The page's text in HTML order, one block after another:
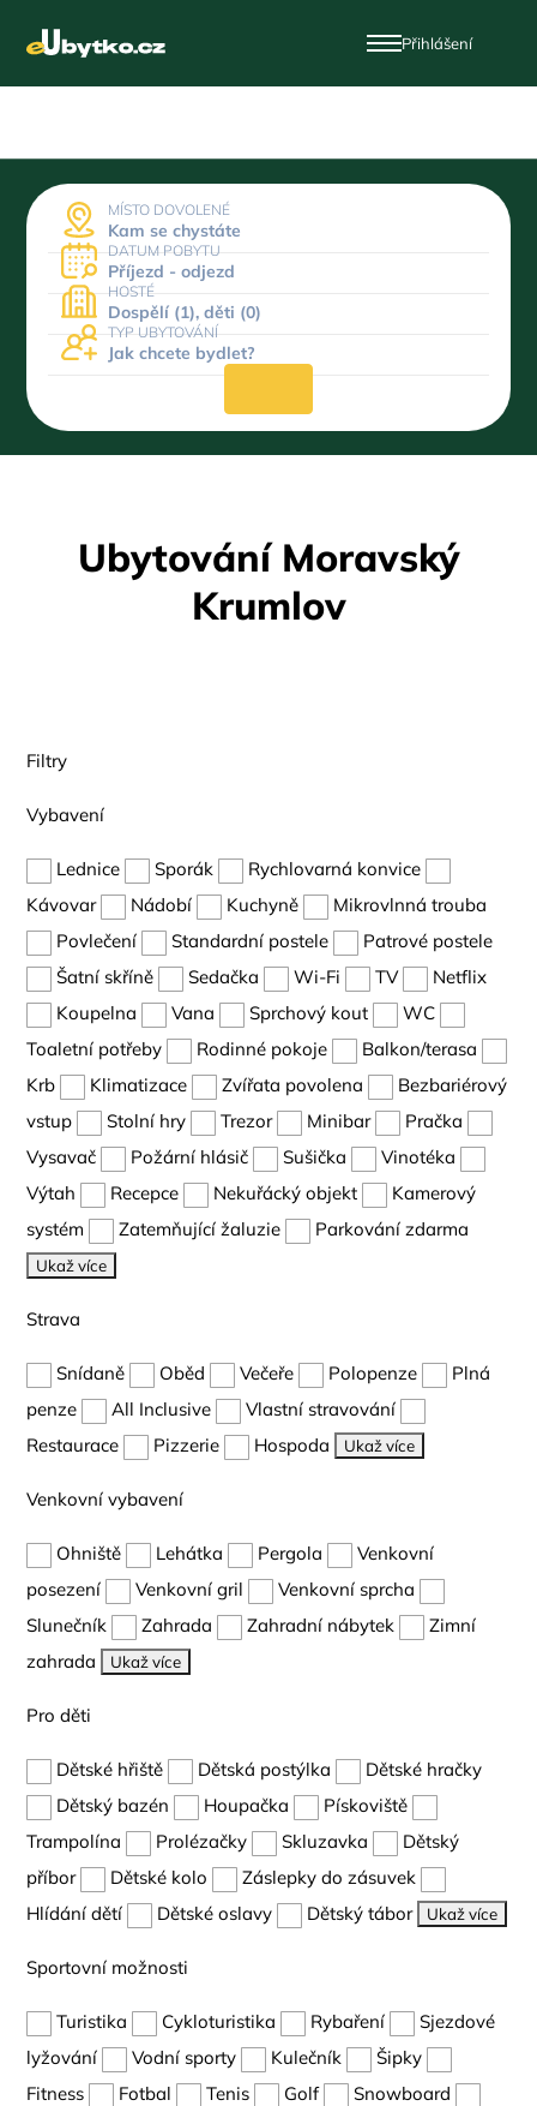
Přihlášení
MÍSTO DOVOLENÉ
Kam se chystáte
DATUM POBYTU
Příjezd - odjezd
HOSTÉ
Dospělí (1), děti (0)
TYP UBYTOVÁNÍ
Jak chcete bydlet?
Ubytování Moravský
Krumlov
Filtry
Vybavení
Lednice Sporák
Rychlovarná konvice
Kávovar
Nádobí Kuchyně
Mikrovlnná trouba
Povlečení
Standardní postele
Patrové postele
Šatní skříně
Sedačka Wi-Fi TV
Netflix
Koupelna
Vana Sprchový kout
WC
Toaletní potřeby
Rodinné pokoje
Balkon/terasa
Krb
Klimatizace Zvířata povolena
Bezbariérový
vstup
Stolní hry Trezor Minibar
Pračka
Vysavač
Požární hlásič Sušička
Vinotéka
Výtah
Recepce Nekuřácký objekt
Kamerový
systém
Zatemňující žaluzie Parkování zdarma
Ukaž více
Strava
Snídaně Oběd Večeře Polopenze
Plná
penze
All Inclusive
Vlastní stravování
Restaurace
Pizzerie Hospoda Ukaž více
Venkovní vybavení
Ohniště Lehátka Pergola
Venkovní
posezení
Venkovní gril
Venkovní sprcha
Slunečník
Zahrada Zahradní nábytek
Zimní
zahrada
Ukaž více
Pro děti
Dětské hřiště Dětská postýlka
Dětské hračky
Dětský bazén
Houpačka
Pískoviště
Trampolína
Prolézačky Skluzavka
Dětský
příbor
Dětské kolo
Záslepky do zásuvek
Hlídání dětí
Dětské oslavy Dětský tábor Ukaž více
Sportovní možnosti
Turistika Cykloturistika Rybaření
Sjezdové
lyžování
Vodní sporty Kulečník
Šipky
Fitness
Fotbal Tenis Golf
Snowboard